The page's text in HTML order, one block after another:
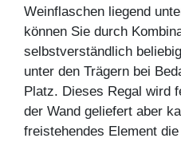
Weinflaschen liegend
können Sie durch
selbstverständlich
unter den Trägern bei
Platz. Dieses Regal wird
der Wand geliefert aber
freistehendes Element